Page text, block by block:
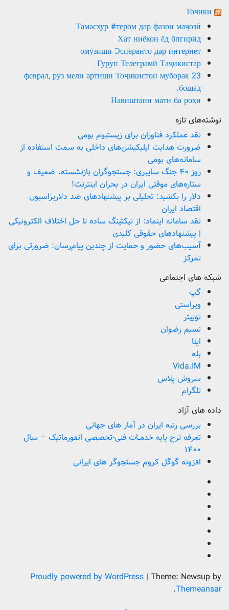
Точики
Тамасхур #тером дар фазои маҷозӣ
Хат ниёкон ёд бпгирӣд
омӯзиши Эсперанто дар интернет
Гуруп Телеграмй Таҷикистар
23 феврал, руз мели артиши Тоҷикистон муборак
бошад.
Навиштани матн ба роҳи
نوشته‌های تازه
نقد عملکرد فناوران برای زیستبوم بومی
ضرورت هدایت اپلیکیشن‌های داخلی به سمت استفاده از
سامانه‌های بومی
روز ۴۰ جنگ سایبری: جستجوگران بازنشسته، ضعیف و
ستاره‌های موقتی ایران در بحران اینترنت!
دلار را بکشید: تحلیلی بر پیشنهادهای ضد دلاریزاسیون
اقتصاد ایران
نقد سامانه اینماد: از تیکتینگ ساده تا حل اختلاف الکترونیکی
| پیشنهادهای حقوقی کلیدی
آسیب‌های حضور و حمایت از چندین پیام‌رسان: ضرورتی برای
تمرکز
شبکه های اجتماعی
گپ
ویراستی
توییتر
نسیم رضوان
ایتا
بله
Vida.IM
سروش پلاس
تلگرام
داده های آزاد
بررسی رتبه ایران در آمار های جهانی
تعرفه نرخ پایه خدمــات فنی-تخصصی انفورماتیک – سال
۱۴۰۰
افزونه گوگل کروم جستجوگر های ایرانی
Proudly powered by WordPress | Theme: Newsup by
Themeansar
.